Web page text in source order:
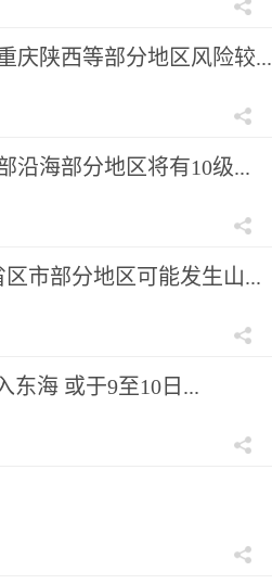
庆陕西等部分地区风险较...
沿海部分地区将有10级...
市部分地区可能发生山...
东海 或于9至10日...